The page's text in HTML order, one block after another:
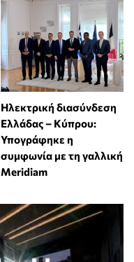
Ηλεκτρική διασύνδεση
Ελλάδας – Κύπρου:
Υπογράφηκε η
συμφωνία με τη γαλλική
Meridiam